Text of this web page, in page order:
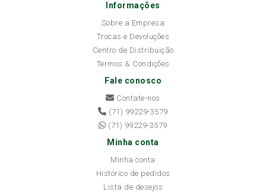
Informações
Sobre a Empresa
Trocas e Devoluções
Centro de Distribuição
Termos & Condições
Fale conosco
Contate-nos
(71) 99229-3579
(71) 99229-3579
Minha conta
Minha conta
Histórico de pedidos
Lista de desejos